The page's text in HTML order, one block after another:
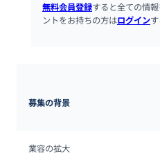
無料会員登録すると全ての情
ントをお持ちの方はログイン
募集の背景
業容の拡大